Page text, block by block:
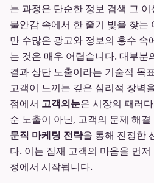
는 과정은 단순한 정보 검색 그
불안감 속에서 한 줄기 빛을 찾는
만 수많은 광고와 정보의 홍수 속
는 것은 매우 어렵습니다. 대부분
결과 상단 노출이라는 기술적 목
고객이 느끼는 깊은 심리적 장벽
점에서 고객의눈은 시장의 패러
순 노출이 아닌, 고객의 문제 해
문직 마케팅 전략을 통해 진정한
다. 이는 잠재 고객의 마음을 먼
정에서 시작됩니다.